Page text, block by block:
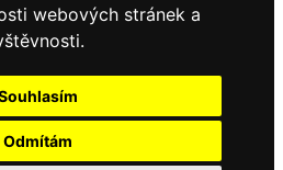
webových stránek a
Odmítám